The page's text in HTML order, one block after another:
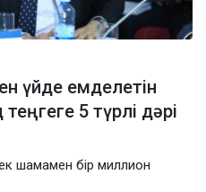
үйде емделетін
5 түрлі дәрі
шамамен бір миллион